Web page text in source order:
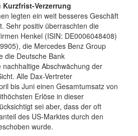
Verzerrung
legten ein weit besseres Geschäft
Sehr positiv überraschten die
Henkel (ISIN: DE0006048408)
die Mercedes Benz Group
die Deutsche Bank
Abschwächung der
Alle Dax-Vertreter
bis Juni einen Gesamtumsatz von
Erlöse in dieser
sei aber, dass der oft
des US-Marktes durch den
wurde.